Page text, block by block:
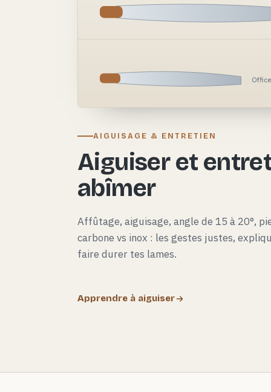
Office
AIGUISAGE & ENTRETIEN
Aiguiser et
abîmer
Affûtage, aiguisage, angle de 15 à 20°,
carbone vs inox : les gestes justes,
faire durer tes lames.
Apprendre à aiguiser